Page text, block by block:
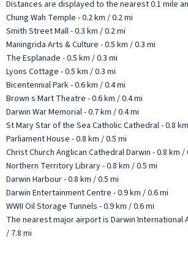
Distances are displayed to the nearest 0.1 mile
Chung Wah Temple - 0.2 km / 0.2 mi
Smith Street Mall - 0.3 km / 0.2 mi
Maningrida Arts & Culture - 0.5 km / 0.3 mi
The Esplanade - 0.5 km / 0.3 mi
Lyons Cottage - 0.5 km / 0.3 mi
Bicentennial Park - 0.6 km / 0.4 mi
Brown s Mart Theatre - 0.6 km / 0.4 mi
Darwin War Memorial - 0.7 km / 0.4 mi
St Mary Star of the Sea Catholic Cathedral - 0.8
Parliament House - 0.8 km / 0.5 mi
Christ Church Anglican Cathedral Darwin - 0.8 km /
Northern Territory Library - 0.8 km / 0.5 mi
Darwin Harbour - 0.8 km / 0.5 mi
Darwin Entertainment Centre - 0.9 km / 0.6 mi
WWII Oil Storage Tunnels - 0.9 km / 0.6 mi
The nearest major airport is Darwin International
/ 7.8 mi